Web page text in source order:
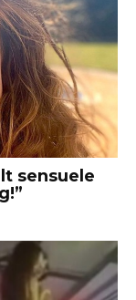
sensuele